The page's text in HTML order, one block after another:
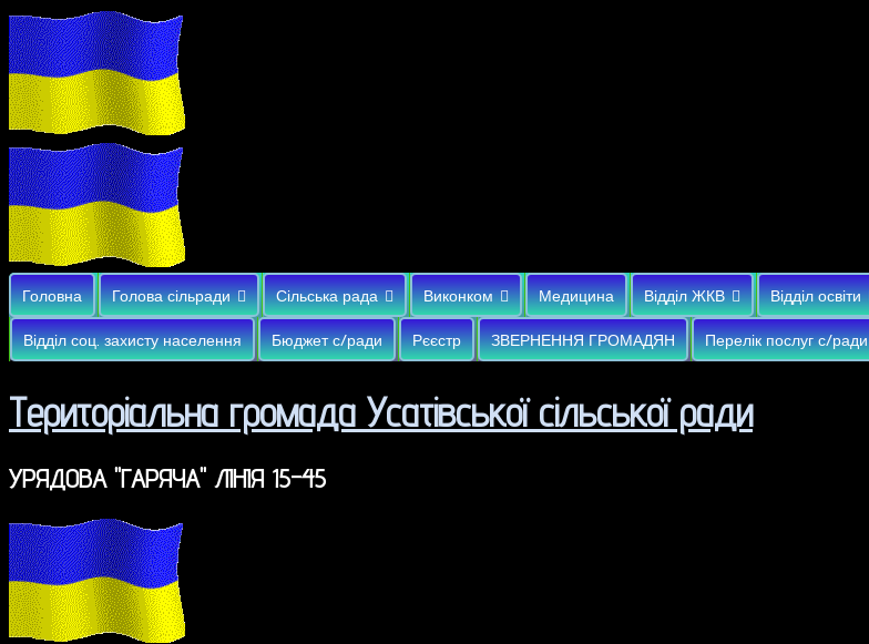
Головна Голова сільради Сільська рада Виконком Медицина Відділ ЖКВ Відділ освіти
Відділ соц. захисту населення Бюджет с/ради Рєєстр ЗВЕРНЕННЯ ГРОМАДЯН Перелік послуг с/ради
Територіальна громада Усатівської сільської ради
УРЯДОВА "ГАРЯЧА" ЛІНІЯ 15-45